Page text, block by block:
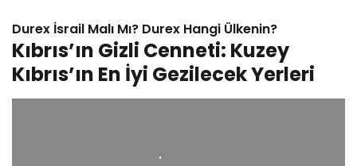
Durex İsrail Malı Mı? Durex Hangi Ülkenin?
Kıbrıs’ın Gizli Cenneti: Kuzey
Kıbrıs’ın En İyi Gezilecek Yerleri